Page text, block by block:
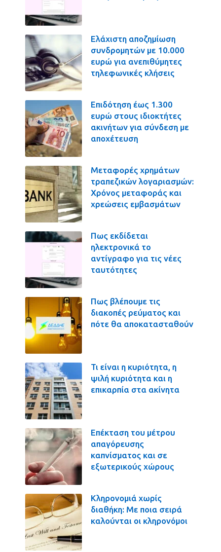
Ελάχιστη αποζημίωση
συνδρομητών με 10.000
ευρώ για ανεπιθύμητες
τηλεφωνικές κλήσεις
Επιδότηση έως 1.300
ευρώ στους ιδιοκτήτες
ακινήτων για σύνδεση με
αποχέτευση
Μεταφορές χρημάτων
τραπεζικών λογαριασμών:
Χρόνος μεταφοράς και
χρεώσεις εμβασμάτων
Πως εκδίδεται
ηλεκτρονικά το
αντίγραφο για τις νέες
ταυτότητες
Πως βλέπουμε τις
διακοπές ρεύματος και
πότε θα αποκατασταθούν
Τι είναι η κυριότητα, η
ψιλή κυριότητα και η
επικαρπία στα ακίνητα
Επέκταση του μέτρου
απαγόρευσης
καπνίσματος και σε
εξωτερικούς χώρους
Κληρονομιά χωρίς
διαθήκη: Με ποια σειρά
καλούνται οι κληρονόμοι